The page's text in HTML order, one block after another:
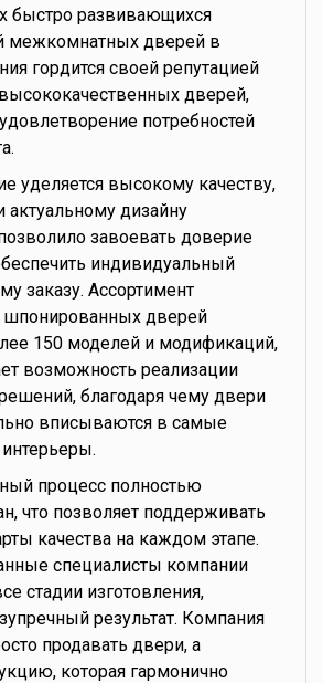
быстро развивающихся
межкомнатных дверей в
гордится своей репутацией
дверей,
потребностей
уделяется высокому качеству,
актуальному дизайну
завоевать доверие
индивидуальный
заказу. Ассортимент
дверей
150 моделей и модификаций,
возможность реализации
благодаря чему двери
вписываются в самые
процесс полностью
что позволяет поддерживать
качества на каждом этапе.
специалисты компании
стадии изготовления,
результат. Компания
продавать двери, а
которая гармонично